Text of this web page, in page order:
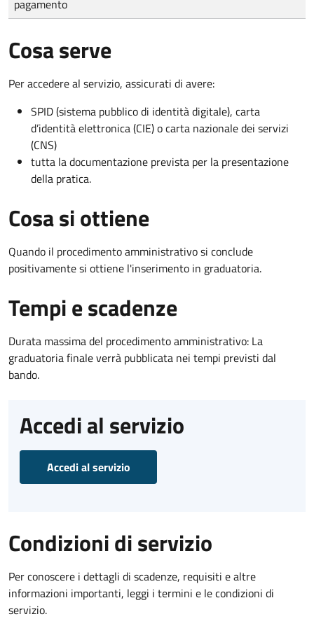
pagamento
Cosa serve
Per accedere al servizio, assicurati di avere:
SPID (sistema pubblico di identità digitale), carta
d’identità elettronica (CIE) o carta nazionale dei servizi
(CNS)
tutta la documentazione prevista per la presentazione
della pratica.
Cosa si ottiene
Quando il procedimento amministrativo si conclude
positivamente si ottiene l'inserimento in graduatoria.
Tempi e scadenze
Durata massima del procedimento amministrativo: La
graduatoria finale verrà pubblicata nei tempi previsti dal
bando.
Accedi al servizio
Accedi al servizio
Condizioni di servizio
Per conoscere i dettagli di scadenze, requisiti e altre
informazioni importanti, leggi i termini e le condizioni di
servizio.